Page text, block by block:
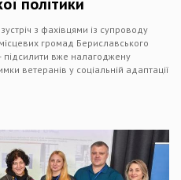
з фахівцями із супроводу
громад Бериславського
підсилити вже налагоджену
ветеранів у соціальній адаптації